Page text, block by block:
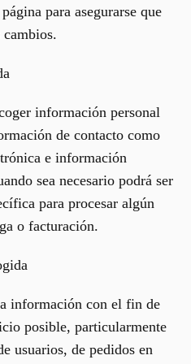
para asegurarse que
cambios.
información personal
de contacto como
e información
sea necesario podrá ser
para procesar algún
o facturación.
información con el fin de
posible, particularmente
usuarios, de pedidos en